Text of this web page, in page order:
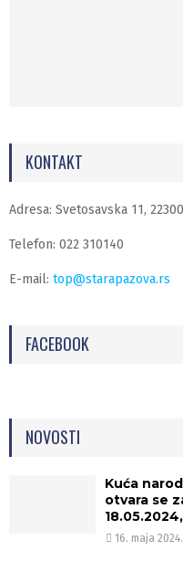
KONTAKT
Adresa: Svetosavska 11,
Telefon: 022 310140
E-mail: top@starapazova.rs
FACEBOOK
NOVOSTI
Kuća
otvara se
16. maja 2024.